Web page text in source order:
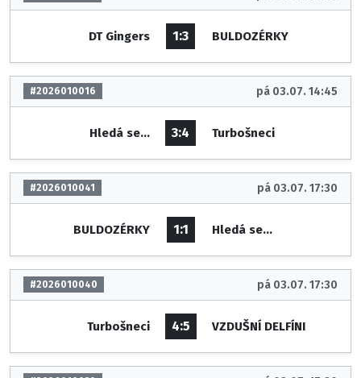
DT Gingers 1:3 BULDOZÉRKY
#2026010016 pá 03.07. 14:45
Hledá se... 3:4 Turbošneci
#2026010041 pá 03.07. 17:30
BULDOZÉRKY 1:1 Hledá se...
#2026010040 pá 03.07. 17:30
Turbošneci 4:5 VZDUŠNÍ DELFÍNI